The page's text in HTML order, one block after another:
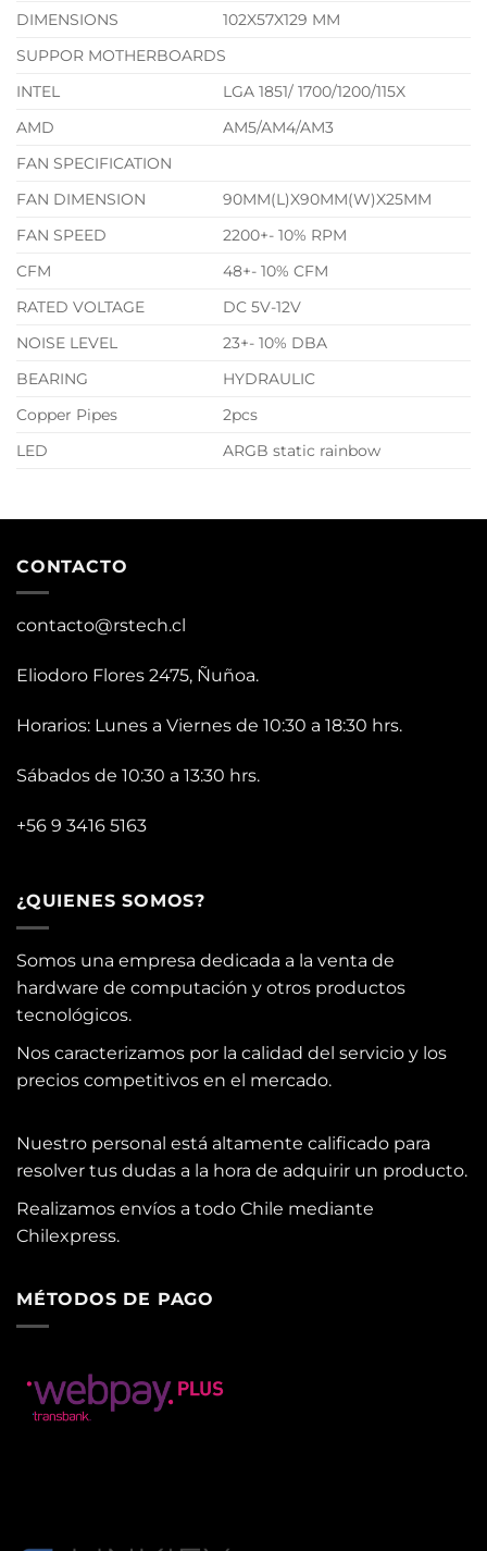
DIMENSIONS
102X57X129 MM
SUPPOR MOTHERBOARDS
INTEL
LGA 1851/ 1700/1200/115X
AMD
AM5/AM4/AM3
FAN SPECIFICATION
FAN DIMENSION
90MM(L)X90MM(W)X25MM
FAN SPEED
2200+- 10% RPM
CFM
48+- 10% CFM
RATED VOLTAGE
DC 5V-12V
NOISE LEVEL
23+- 10% DBA
BEARING
HYDRAULIC
Copper Pipes
2pcs
LED
ARGB static rainbow
CONTACTO
contacto@rstech.cl
Eliodoro Flores 2475, Ñuñoa.
Horarios: Lunes a Viernes de 10:30 a 18:30 hrs.
Sábados de 10:30 a 13:30 hrs.
+56 9 3416 5163
¿QUIENES SOMOS?
Somos una empresa dedicada a la venta de
hardware de computación y otros productos
tecnológicos.
Nos caracterizamos por la calidad del servicio y los
precios competitivos en el mercado.
Nuestro personal está altamente calificado para
resolver tus dudas a la hora de adquirir un producto.
Realizamos envíos a todo Chile mediante
Chilexpress.
MÉTODOS DE PAGO